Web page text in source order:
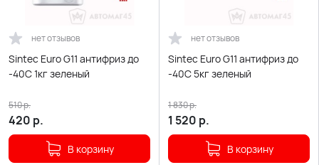
нет отзывов
Sintec Euro G11 антифриз до
-40С 1кг зеленый
420 р.
510р.
В корзину
нет отзывов
Sintec Euro G11 антифриз до
-40С 5кг зеленый
1 520 р.
1 830р.
В корзину